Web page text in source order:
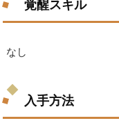
覚醒スキル
なし
入手方法